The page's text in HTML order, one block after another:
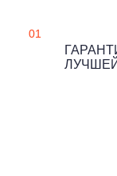
01